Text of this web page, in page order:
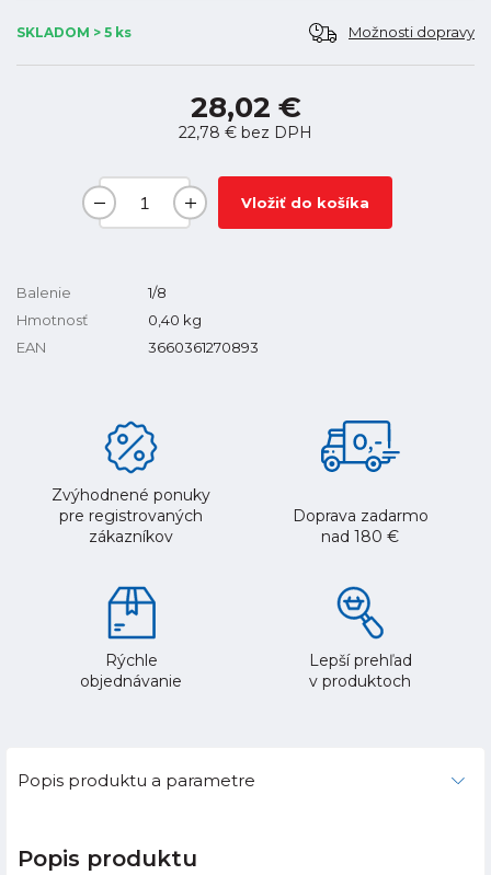
SKLADOM > 5 ks Možnosti dopravy
28,02 €
22,78 € bez DPH
Vložiť do košíka
Balenie
1/8
Hmotnosť
0,40 kg
EAN
3660361270893
Zvýhodnené ponuky
pre registrovaných
zákazníkov
Doprava zadarmo
nad 180 €
Rýchle
objednávanie
Lepší prehľad
v produktoch
Popis produktu a parametre
Popis produktu